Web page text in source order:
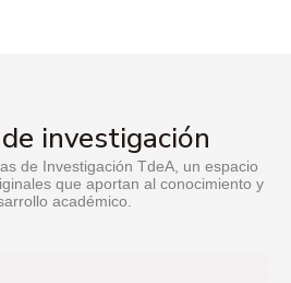
investigación
de Investigación TdeA, un espacio
que aportan al conocimiento y
académico.